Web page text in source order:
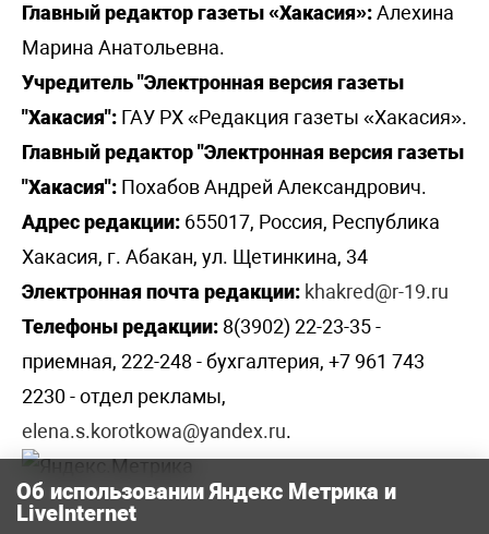
Главный редактор газеты «Хакасия»:Алехина
Марина Анатольевна.
Учредитель "Электронная версия газеты
"Хакасия": ГАУ РХ «Редакция газеты «Хакасия».
Главный редактор "Электронная версия газеты
"Хакасия": Похабов Андрей Александрович.
Адрес редакции: 655017, Россия, Республика
Хакасия, г. Абакан, ул. Щетинкина, 34
Электронная почта редакции: khakred@r-19.ru
Телефоны редакции: 8(3902) 22-23-35 -
приемная, 222-248 - бухгалтерия, +7 961 743
2230 - отдел рекламы,
elena.s.korotkowa@yandex.ru.
Об использовании Яндекс Метрика и
LiveInternet